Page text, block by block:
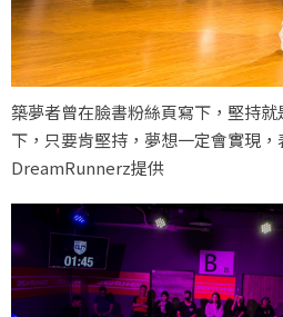
築夢者曾在臉書粉絲頁寫下，堅持
下，只要肯堅持，夢想一定會實現
DreamRunnerz提供